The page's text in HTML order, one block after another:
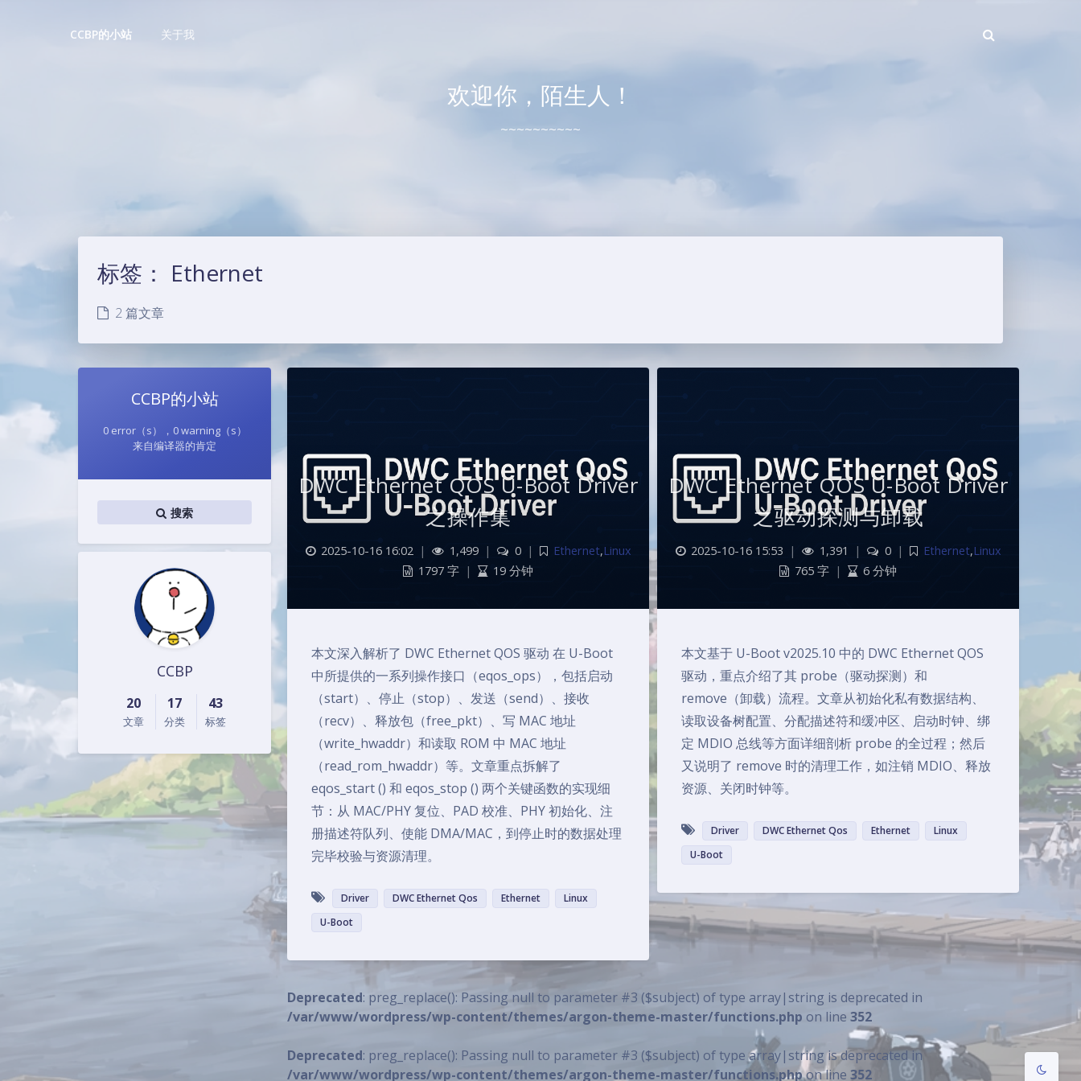
CCBP的小站 关于我
欢迎你，陌生人！
~~~~~~~~~~
Sans Serif Serif
浅阴影
关闭 日落 暗化
标签： Ethernet
2 篇文章
CCBP的小站
0 error（s），0 warning（s）
来自编译器的肯定​
搜索
CCBP
20
文章
17
分类
43
标签
DWC Ethernet QOS U-Boot Driver
之操作集
2025-10-16 16:02 | 1,499 | 0 | Ethernet,Linux
1797 字 | 19 分钟
本文深入解析了 DWC Ethernet QOS 驱动 在 U-Boot
中所提供的一系列操作接口（eqos_ops），包括启动
（start）、停止（stop）、发送（send）、接收
（recv）、释放包（free_pkt）、写 MAC 地址
（write_hwaddr）和读取 ROM 中 MAC 地址
（read_rom_hwaddr）等。文章重点拆解了
eqos_start () 和 eqos_stop () 两个关键函数的实现细
节：从 MAC/PHY 复位、PAD 校准、PHY 初始化、注
册描述符队列、使能 DMA/MAC，到停止时的数据处理
完毕校验与资源清理。
Driver DWC Ethernet Qos Ethernet
Linux
U-Boot
DWC Ethernet QOS U-Boot Driver
之驱动探测与卸载
2025-10-16 15:53 | 1,391 | 0 | Ethernet,Linux
765 字 | 6 分钟
本文基于 U-Boot v2025.10 中的 DWC Ethernet QOS
驱动，重点介绍了其 probe（驱动探测）和
remove（卸载）流程。文章从初始化私有数据结构、
读取设备树配置、分配描述符和缓冲区、启动时钟、绑
定 MDIO 总线等方面详细剖析 probe 的全过程；然后
又说明了 remove 时的清理工作，如注销 MDIO、释放
资源、关闭时钟等。
Driver DWC Ethernet Qos Ethernet
Linux
U-Boot
Deprecated: preg_replace(): Passing null to parameter #3 ($subject) of type array|string is deprecated in
/var/www/wordpress/wp-content/themes/argon-theme-master/functions.php on line 352
Deprecated: preg_replace(): Passing null to parameter #3 ($subject) of type array|string is deprecated in
/var/www/wordpress/wp-content/themes/argon-theme-master/functions.phpon line 352